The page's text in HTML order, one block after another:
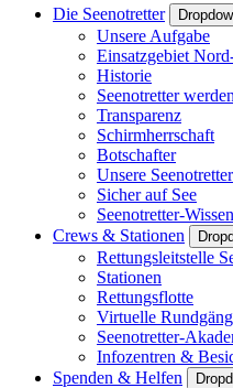
Die Seenotretter
Unsere Aufgabe
Einsatzgebiet
Historie
Seenotretter werden
Transparenz
Schirmherrschaft
Botschafter
Unsere Seenotretter
Sicher auf See
Seenotretter-Wissen
Crews & Stationen
Rettungsleitstelle
Stationen
Rettungsflotte
Virtuelle
Seenotretter-
Infozentren &
Spenden & Helfen